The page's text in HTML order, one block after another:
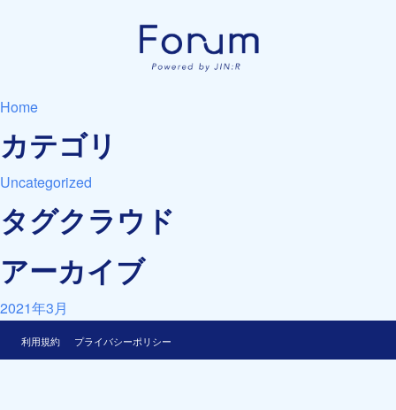
Home
カテゴリ
Uncategorized
タグクラウド
アーカイブ
2021年3月
利用規約 プライバシーポリシー